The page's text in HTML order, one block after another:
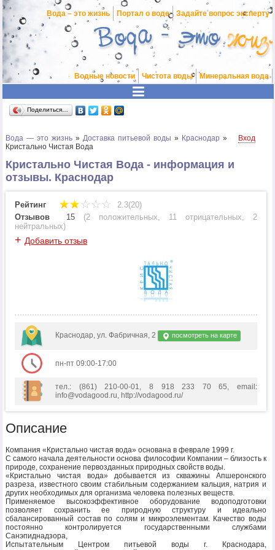
Вода – это жизнь Портал о воде Задайте вопрос эксперту
Водные новости Чистота воды Минеральная вода
Поделиться…
Вода — это жизнь »Доставка питьевой воды » Краснодар »
Кристально Чистая Вода
Вход
Кристально Чистая Вода - информация и
отзывы. Краснодар
Рейтинг
2.3(20)
Отзывов
15 (2 положительных, 11 отрицательных, 2
нейтральных)
+ Добавить отзыв
Краснодар, ул. Фабричная, 2 посмотреть на карте
пн-пт 09:00-17:00
тел.: (861) 210-00-01, 8 918 233 70 65, email:
info@vodagood.ru, http://vodagood.ru/
Описание
Компания «Кристально чистая вода» основана в феврале 1999 г.
С самого начала деятельности основа философии Компании – близость к
природе, сохранение первозданных природных свойств воды.
«Кристально чистая вода» добывается из скважины Апшеронского
разреза, известного своим стабильным содержанием кальция, натрия и
других необходимых для организма человека полезных веществ.
Применяемое высокоэффективное оборудование водоподготовки
позволяет сохранить ее природную структуру и идеально
сбалансированный состав по солям и микроэлементам. Качество воды
постоянно контролируется государственными службами
Санэпиднадзора,
Испытательным Центром питьевой воды г. Краснодара,